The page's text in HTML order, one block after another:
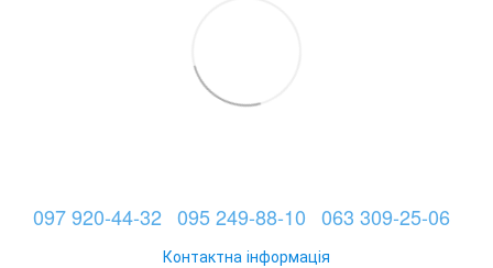
097 920-44-32 095 249-88-10 063 309-25-06
Контактна інформація